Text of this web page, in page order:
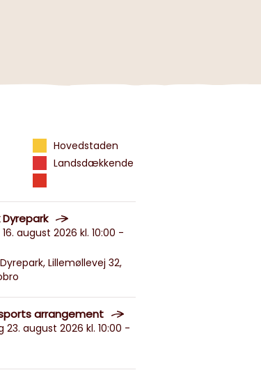
Hovedstaden
Landsdækkende
Dyrepark
august 2026 kl. 10:00 -
Lillemøllevej 32,
arrangement
23. august 2026 kl. 10:00 -